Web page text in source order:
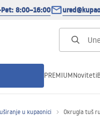
8:00–16:00
PREMIUMNoviteti
u kupaonici Okrugla tuš